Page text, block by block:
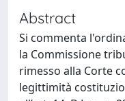
Abstract
Si commenta
la Commissione
rimesso alla Corte
legittimità